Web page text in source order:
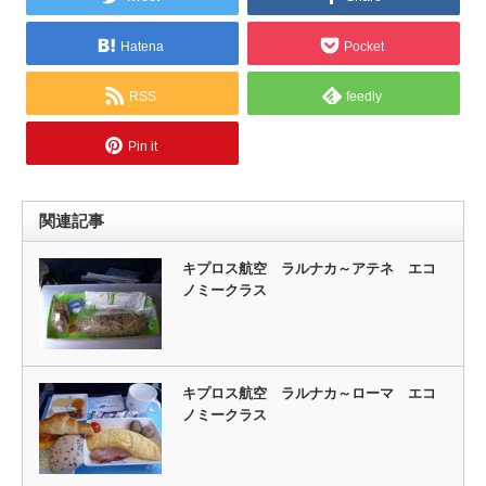
Hatena Pocket
RSS feedly
Pin it
関連記事
キプロス航空 ラルナカ～アテネ エコ
ノミークラス
キプロス航空 ラルナカ～ローマ エコ
ノミークラス